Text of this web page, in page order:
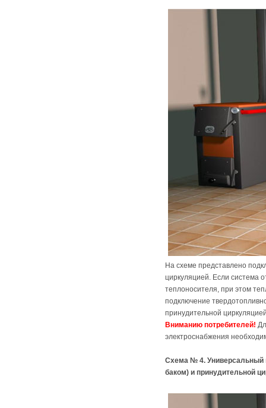
На схеме представлено
циркуляцией. Если система
теплоносителя, при этом
подключение
принудительной
Вниманию потребителей!
электроснабжения
Схема № 4. Универсальный
баком) и принудительной